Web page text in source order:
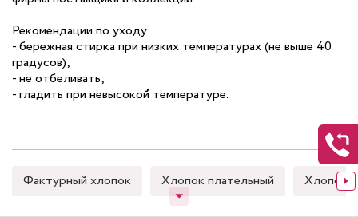
Рекомендации по уходу:
- бережная стирка при низких температурах (не выше 40
градусов);
- не отбеливать;
- гладить при невысокой температуре.
Фактурный хлопок Хлопок плательный Хлопок